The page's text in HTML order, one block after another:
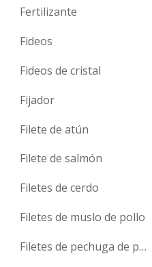
Fertilizante
Fideos
Fideos de cristal
Fijador
Filete de atún
Filete de salmón
Filetes de cerdo
Filetes de muslo de pollo
Filetes de pechuga de pavo